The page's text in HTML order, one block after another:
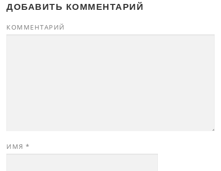
ДОБАВИТЬ КОММЕНТАРИЙ
КОММЕНТАРИЙ
ИМЯ*